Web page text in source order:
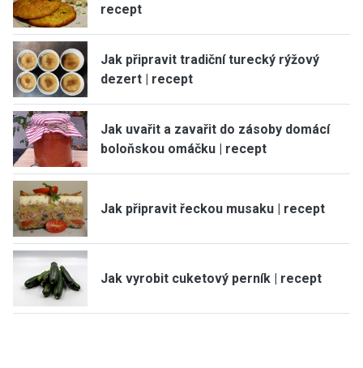
recept
Jak připravit tradiční turecký rýžový
dezert | recept
Jak uvařit a zavařit do zásoby domácí
boloňskou omáčku | recept
Jak připravit řeckou musaku | recept
Jak vyrobit cuketový perník | recept